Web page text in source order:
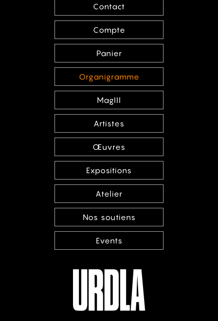
Contact
Compte
Panier
Organigramme
MagIII
Artistes
Œuvres
Expositions
Atelier
Nos soutiens
Events